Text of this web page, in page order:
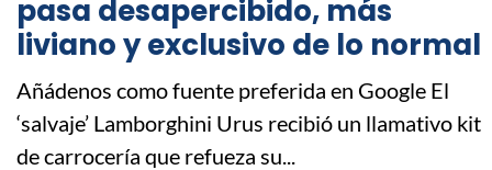
pasa desapercibido, más
liviano y exclusivo de lo normal
Añádenos como fuente preferida en Google El
‘salvaje’ Lamborghini Urus recibió un llamativo kit
de carrocería que refueza su...